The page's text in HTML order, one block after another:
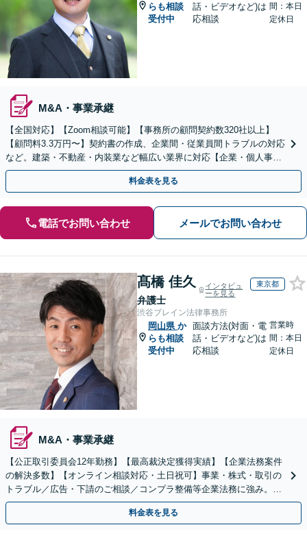
らも相談
受付中
話・ビデオなど)は
応相談
間：本日
定休日
M&A・事業承継
【全国対応】【Zoom相談可能】【事務所の顧問契約数320社以上】
【顧問料3.3万円〜】契約書の作成、企業間・従業員間トラブルの対応
など。建築・不動産・内装業など幅広い業界に対応【企業・個人事業
主の方初回面談無料】
料金表を見る
電話でお問い合わせ メールでお問い合わせ
髙橋 佳久
弁護士
インタビュ
ーを見る
東京都
渋谷ブレイン法律事務所
岡山県 か
らも相談
受付中
面談方法(対面・電
話・ビデオなど)は
応相談
営業時
間：本日
定休日
M&A・事業承継
【公正取引委員会12年勤務】【最高裁決定獲得実績】【企業法務案件
の解決多数】【オンライン相談対応・土日祝可】事業・株式・取引の
トラブル／広告・下請のご相談／コンプラ整備等企業法務に強み。株
式の相続／誹謗中傷対策／不動産問題まで幅広く対応！
料金表を見る